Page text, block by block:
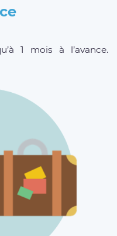
1 mois à l’avance.